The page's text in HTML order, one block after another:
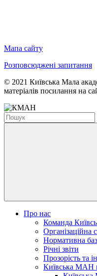
Мапа сайту
Розповсюджені запитання
© 2021 Київська Мала
матеріалів посилання на
Про нас
Команда
Нормативна
Річні звіти
Прозорість та
Київська МАН